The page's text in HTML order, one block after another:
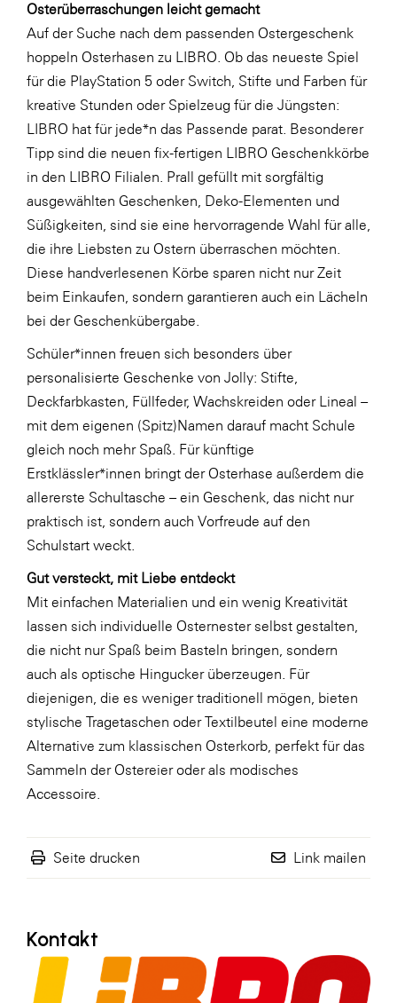
OptimaMed
PAGRO
PHH Rechtsanwält:innen
Primark
Salesforce
sebamed
SeneCura
SERVICE&MORE
SKINUANCE®
Somfy
Sony DADC
SPIEGLTEC
STIHL Tirol
Trend Micro
TAG GmbH
VALETTA
Verband Druck Medien Österreich
Wirtschaftskammer Salzburg
WKS Fachgruppe Fahrzeughandel und
Fahrzeugtechnik
WKS Fachgruppe Finanzdienstleister
WK UBIT
Zühlke
Media
Osterüberraschungen leicht gemacht
Auf der Suche nach dem passenden Ostergeschenk
hoppeln Osterhasen zu LIBRO. Ob das neueste Spiel
für die PlayStation 5 oder Switch, Stifte und Farben für
kreative Stunden oder Spielzeug für die Jüngsten:
LIBRO hat für jede*n das Passende parat. Besonderer
Tipp sind die neuen fix-fertigen LIBRO Geschenkkörbe
in den LIBRO Filialen. Prall gefüllt mit sorgfältig
ausgewählten Geschenken, Deko-Elementen und
Süßigkeiten, sind sie eine hervorragende Wahl für alle,
die ihre Liebsten zu Ostern überraschen möchten.
Diese handverlesenen Körbe sparen nicht nur Zeit
beim Einkaufen, sondern garantieren auch ein Lächeln
bei der Geschenkübergabe.
Schüler*innen freuen sich besonders über
personalisierte Geschenke von Jolly: Stifte,
Deckfarbkasten, Füllfeder, Wachskreiden oder Lineal –
mit dem eigenen (Spitz)Namen darauf macht Schule
gleich noch mehr Spaß. Für künftige
Erstklässler*innen bringt der Osterhase außerdem die
allererste Schultasche – ein Geschenk, das nicht nur
praktisch ist, sondern auch Vorfreude auf den
Schulstart weckt.
Gut versteckt, mit Liebe entdeckt
Mit einfachen Materialien und ein wenig Kreativität
lassen sich individuelle Osternester selbst gestalten,
die nicht nur Spaß beim Basteln bringen, sondern
auch als optische Hingucker überzeugen. Für
diejenigen, die es weniger traditionell mögen, bieten
stylische Tragetaschen oder Textilbeutel eine moderne
Alternative zum klassischen Osterkorb, perfekt für das
Sammeln der Ostereier oder als modisches
Accessoire.
Seite drucken Link mailen
Kontakt